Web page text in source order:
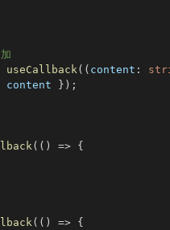
useCallback ( ( content :
content } ) ;
( ( ) => {
( ( ) => {